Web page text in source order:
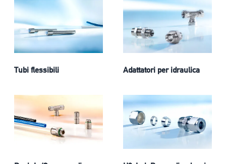
Tubi flessibili Adattatori per idraulica